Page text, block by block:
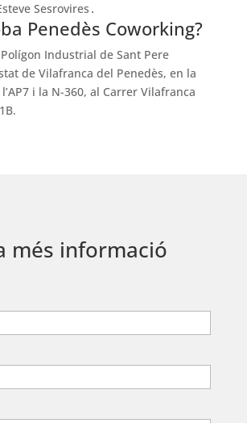
Sesrovires .
Penedès Coworking?
Industrial de Sant Pere
de Vilafranca del Penedès, en la
i la N-360, al Carrer Vilafranca
més informació